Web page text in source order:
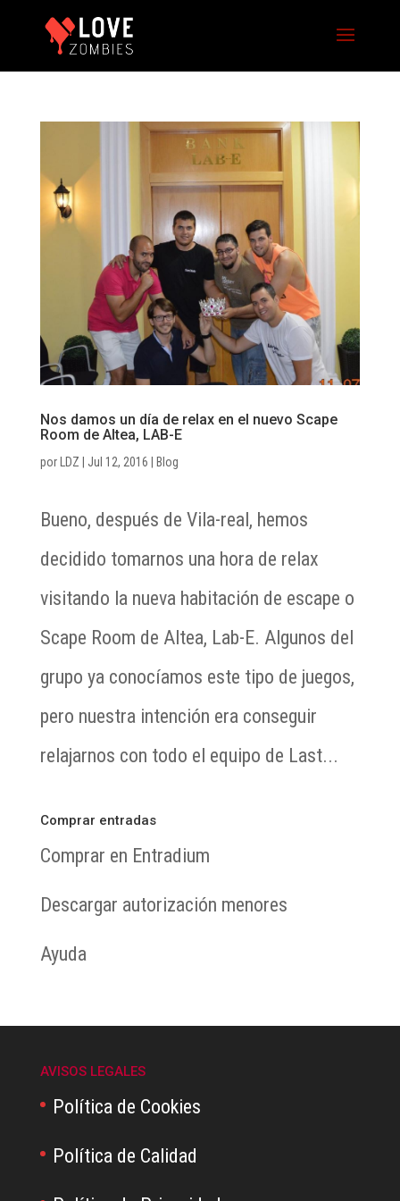
Nos damos un día de relax en el nuevo Scape
Room de Altea, LAB-E
por LDZ Jul 12, 2016 Blog
Bueno, después de Vila-real, hemos
decidido tomarnos una hora de relax
visitando la nueva habitación de escape o
Scape Room de Altea, Lab-E. Algunos del
grupo ya conocíamos este tipo de juegos,
pero nuestra intención era conseguir
relajarnos con todo el equipo de Last...
Comprar entradas
Comprar en Entradium
Descargar autorización menores
Ayuda
AVISOS LEGALES
Política de Cookies
Política de Calidad